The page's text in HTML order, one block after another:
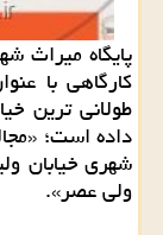
پایگاه میراث
کارگاهی با
طولانی ترین
داده است؛
شهری خیابان
ولی عصر».